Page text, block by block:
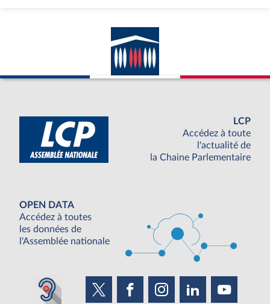
LCP
Accédez à toute
l'actualité de
la Chaine Parlementaire
OPEN DATA
Accédez à toutes
les données de
l'Assemblée nationale